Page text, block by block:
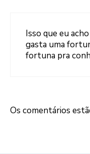
Isso que eu
gasta uma
fortuna pra
Os comentários